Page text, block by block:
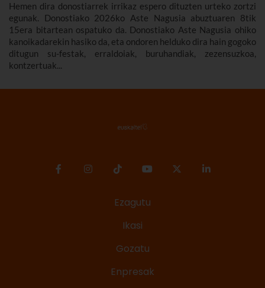
Hemen dira donostiarrek irrikaz espero dituzten urteko zortzi
egunak. Donostiako 2026ko Aste Nagusia abuztuaren 8tik
15era bitartean ospatuko da. Donostiako Aste Nagusia ohiko
kanoikadarekin hasiko da, eta ondoren helduko dira hain gogoko
ditugun su-festak, erraldoiak, buruhandiak, zezensuzkoa,
kontzertuak...
Ezagutu
Ikasi
Gozatu
Enpresak